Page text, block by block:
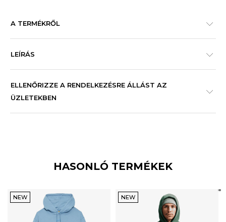
A TERMÉKRŐL
LEÍRÁS
ELLENŐRIZZE A RENDELKEZÉSRE ÁLLÁST AZ
ÜZLETEKBEN
HASONLÓ TERMÉKEK
NEW NEW